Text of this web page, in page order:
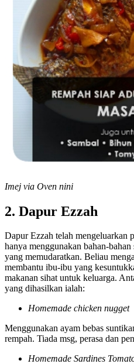
Imej via Oven nini
2. Dapur Ezzah
Dapur Ezzah telah mengeluarkan
hanya menggunakan bahan-
yang memudaratkan. Beliau
membantu ibu-ibu yang
makanan sihat untuk keluarga.
yang dihasilkan ialah:
Homemade chicken nugget
Menggunakan ayam bebas
rempah. Tiada msg, perasa dan
Homemade Sardines